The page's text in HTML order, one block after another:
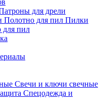
для дрели
Пилки
для пил
Свечи и ключи свечные
Спецодежда и